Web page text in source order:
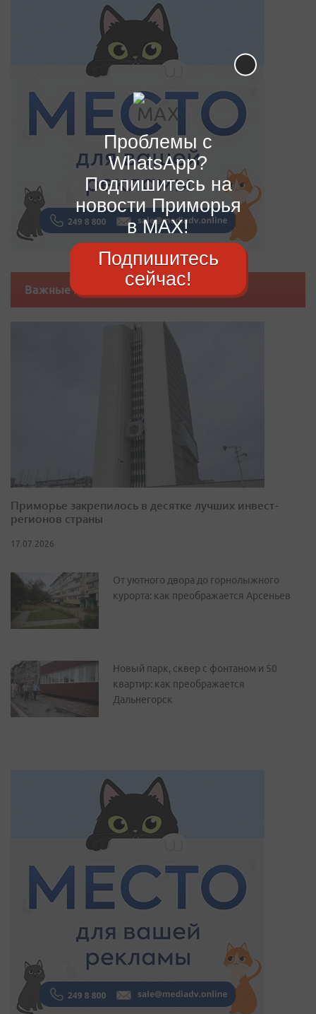
Важные новости
Приморье закрепилось в десятке лучших инвест-
регионов страны
17.07.2026
От уютного двора до горнолыжного
курорта: как преображается Арсеньев
Новый парк, сквер с фонтаном и 50
квартир: как преображается
Дальнегорск
Проблемы с
WhatsApp?
Подпишитесь на
новости Приморья
в MAX!
Подпишитесь
сейчас!